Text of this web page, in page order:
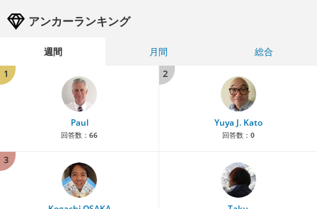
アンカーランキング
週間 月間
総合
1
Paul
回答数： 66
2
Yuya J. Kato
回答数： 0
3